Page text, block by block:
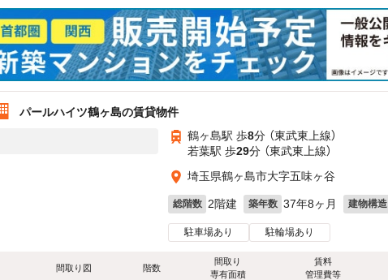
パールハイツ鶴ヶ島の賃貸物件
鶴ヶ島駅 歩8分 （東武東上線）
若葉駅 歩29分 （東武東上線）
埼玉県鶴ヶ島市大字五味ヶ谷
総階数 2階建 築年数 37年8ヶ月 建物構造
駐車場あり 駐輪場あり
間取り図 階数
間取り
専有面積
賃料
管理費等